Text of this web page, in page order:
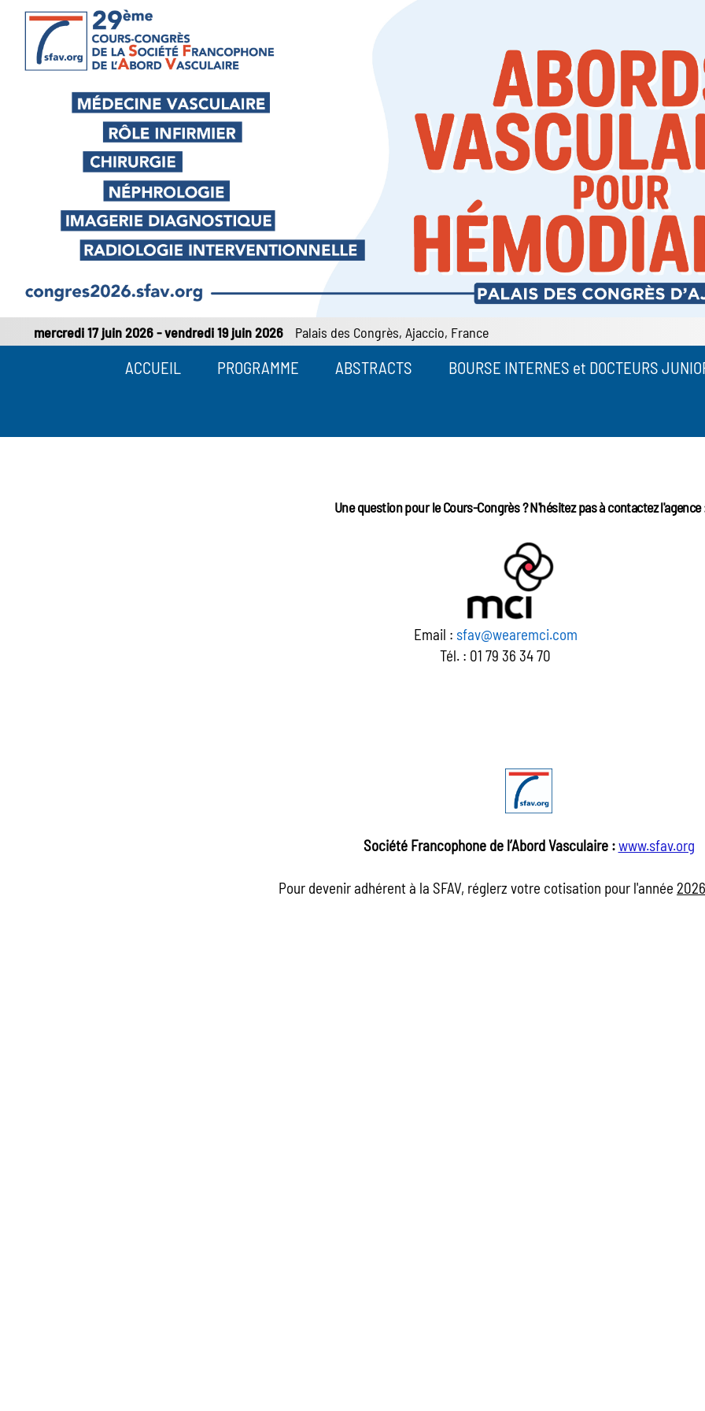
mercredi 17 juin 2026-vendredi 19 juin 2026 Palais des Congrès, Ajaccio, France
ACCUEIL PROGRAMME ABSTRACTS BOURSE INTERNES et DOCTEURS
Une question pour le Cours-Congrès ? N'hésitez pas à contactez l'agence
Email : sfav@wearemci.com
Tél. : 01 79 36 34 70
Société Francophone de l’Abord Vasculaire :www.sfav.org
Pour devenir adhérent à la SFAV, réglerz votre cotisation pour l'année 2026